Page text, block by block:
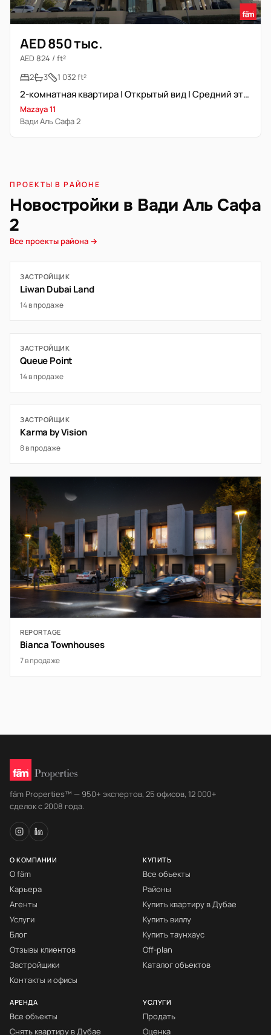
AED 850 тыс.
AED 824 / ft²
2
3 1 032 ft²
2-комнатная квартира | Открытый вид | Средний этаж
Mazaya 11
Вади Аль Сафа 2
ПРОЕКТЫ В РАЙОНЕ
Новостройки в Вади Аль Сафа
2
Все проекты района →
ЗАСТРОЙЩИК
Liwan Dubai Land
14 в продаже
ЗАСТРОЙЩИК
Queue Point
14 в продаже
ЗАСТРОЙЩИК
Karma by Vision
8 в продаже
REPORTAGE
Bianca Townhouses
7 в продаже
fäm Properties™ — 950+ экспертов, 25 офисов, 12 000+
сделок с 2008 года.
О КОМПАНИИ
О fäm
Карьера
Агенты
Услуги
Блог
Отзывы клиентов
Застройщики
Контакты и офисы
КУПИТЬ
Все объекты
Районы
Купить квартиру в Дубае
Купить виллу
Купить таунхаус
Off-plan
Каталог объектов
АРЕНДА
Все объекты
Снять квартиру в Дубае
УСЛУГИ
Продать
Оценка